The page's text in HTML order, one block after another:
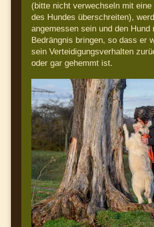
(bitte nicht verwechseln mit eine
des Hundes überschreiten),
angemessen sein und den Hund
Bedrängnis bringen, so dass er
sein Verteidigungsverhalten
oder gar gehemmt ist.